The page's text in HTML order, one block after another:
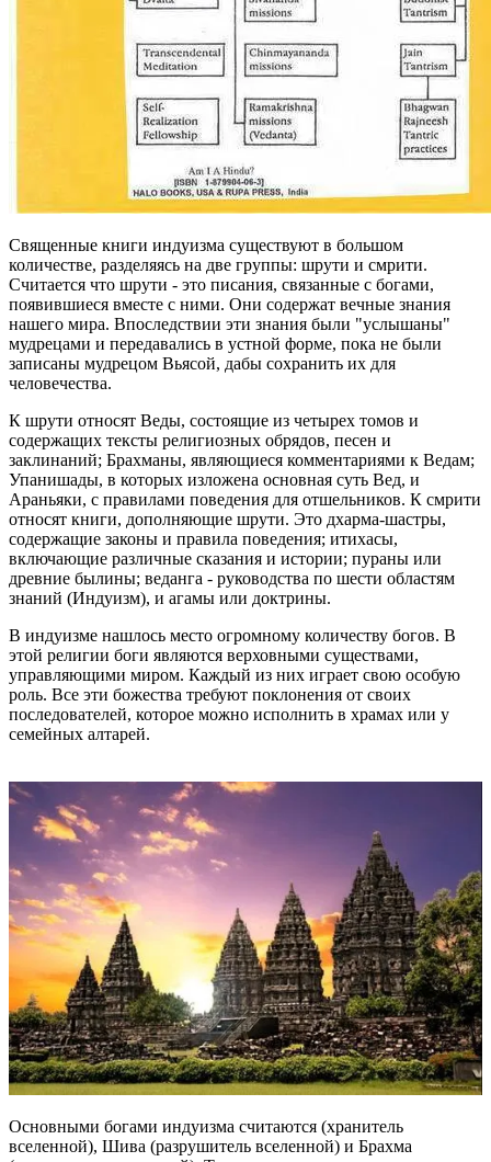
Священные книги индуизма существуют в большом
количестве, разделяясь на две группы: шрути и смрити.
Считается что шрути - это писания, связанные с богами,
появившиеся вместе с ними. Они содержат вечные знания
нашего мира. Впоследствии эти знания были "услышаны"
мудрецами и передавались в устной форме, пока не были
записаны мудрецом Вьясой, дабы сохранить их для
человечества.
К шрути относят Веды, состоящие из четырех томов и
содержащих тексты религиозных обрядов, песен и
заклинаний; Брахманы, являющиеся комментариями к Ведам;
Упанишады, в которых изложена основная суть Вед, и
Араньяки, с правилами поведения для отшельников. К смрити
относят книги, дополняющие шрути. Это дхарма-шастры,
содержащие законы и правила поведения; итихасы,
включающие различные сказания и истории; пураны или
древние былины; веданга - руководства по шести областям
знаний (Индуизм), и агамы или доктрины.
В индуизме нашлось место огромному количеству богов. В
этой религии боги являются верховными существами,
управляющими миром. Каждый из них играет свою особую
роль. Все эти божества требуют поклонения от своих
последователей, которое можно исполнить в храмах или у
семейных алтарей.
Основными богами индуизма считаются (хранитель
вселенной), Шива (разрушитель вселенной) и Брахма